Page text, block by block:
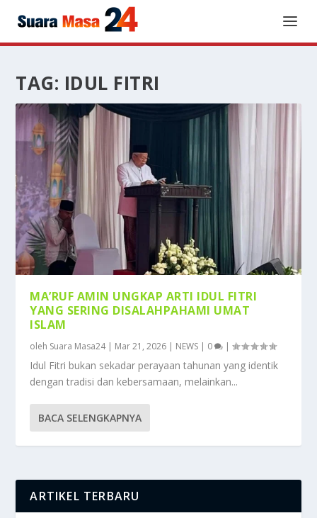
TAG: IDUL FITRI
MA’RUF AMIN UNGKAP ARTI IDUL FITRI
YANG SERING DISALAHPAHAMI UMAT
ISLAM
oleh Suara Masa24| Mar 21, 2026 | NEWS | 0 |
Idul Fitri bukan sekadar perayaan tahunan yang identik
dengan tradisi dan kebersamaan, melainkan...
BACA SELENGKAPNYA
ARTIKEL TERBARU